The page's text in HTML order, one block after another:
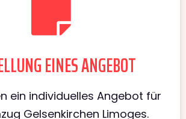
EINES ANGEBOT
ein individuelles Angebot für
Gelsenkirchen Limoges.